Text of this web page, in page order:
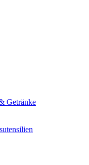
Getränke